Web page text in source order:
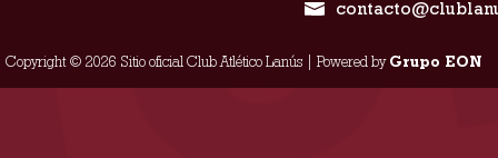
Copyright © 2026 Sitio oficial Club Atlético Lanús | Powered byGrupo EON